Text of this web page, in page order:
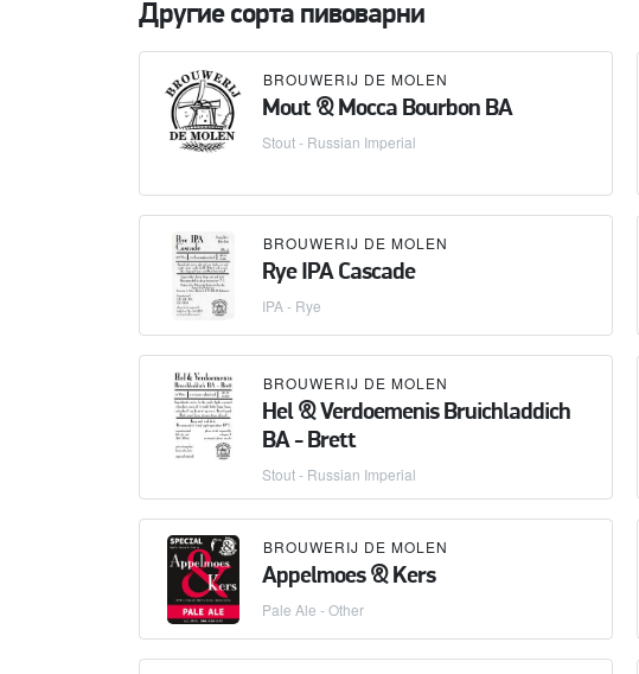
Другие сорта пивоварни
BROUWERIJ DE MOLEN
Mout & Mocca Bourbon BA
Stout - Russian Imperial
BROUWERIJ DE MOLEN
Rye IPA Cascade
IPA - Rye
BROUWERIJ DE MOLEN
Hel & Verdoemenis Bruichladdich
BA - Brett
Stout - Russian Imperial
BROUWERIJ DE MOLEN
Appelmoes & Kers
Pale Ale - Other